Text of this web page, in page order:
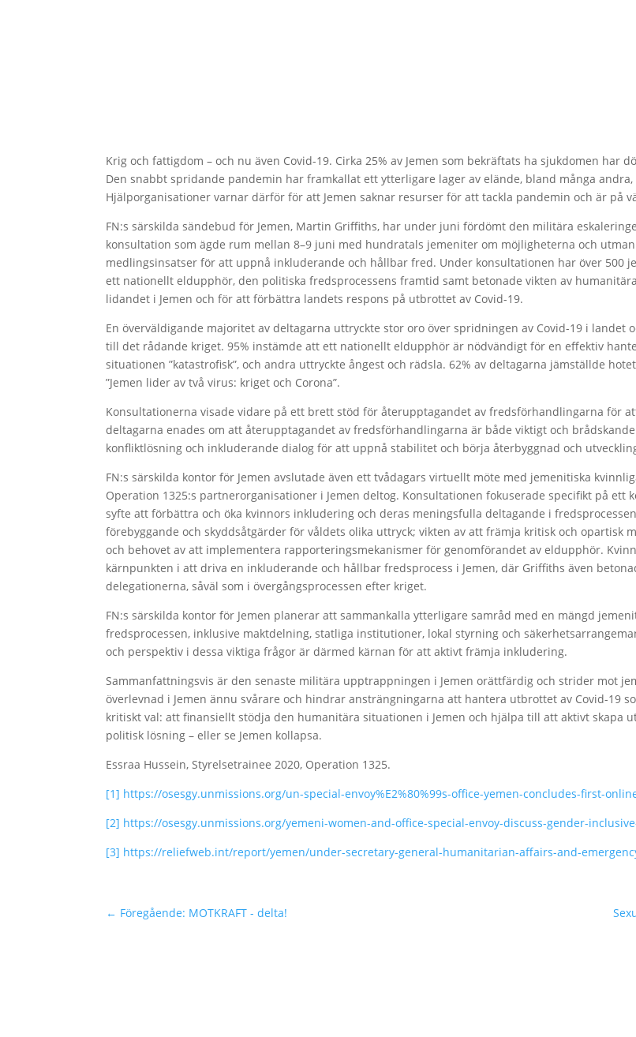
Krig och fattigdom – och nu även Covid-19. Cirka 25% av Jemen som bekräftats ha sjukdomen har
Den snabbt spridande pandemin har framkallat ett ytterligare lager av elände, bland många
Hjälporganisationer varnar därför för att Jemen saknar resurser för att tackla pandemin och är på
FN:s särskilda sändebud för Jemen, Martin Griffiths, har under juni fördömt den militära
konsultation som ägde rum mellan 8–9 juni med hundratals jemeniter om möjligheterna och
medlingsinsatser för att uppnå inkluderande och hållbar fred. Under konsultationen har över 500
ett nationellt eldupphör, den politiska fredsprocessens framtid samt betonade vikten av
lidandet i Jemen och för att förbättra landets respons på utbrottet av Covid-19.
En överväldigande majoritet av deltagarna uttryckte stor oro över spridningen av Covid-19 i landet
till det rådande kriget. 95% instämde att ett nationellt eldupphör är nödvändigt för en effektiv
situationen ”katastrofisk”, och andra uttryckte ångest och rädsla. 62% av deltagarna jämställde
”Jemen lider av två virus: kriget och Corona”.
Konsultationerna visade vidare på ett brett stöd för återupptagandet av fredsförhandlingarna för
deltagarna enades om att återupptagandet av fredsförhandlingarna är både viktigt och
konfliktlösning och inkluderande dialog för att uppnå stabilitet och börja återbyggnad och
FN:s särskilda kontor för Jemen avslutade även ett tvådagars virtuellt möte med jemenitiska
Operation 1325:s partnerorganisationer i Jemen deltog. Konsultationen fokuserade specifikt på
syfte att förbättra och öka kvinnors inkludering och deras meningsfulla deltagande i
förebyggande och skyddsåtgärder för våldets olika uttryck; vikten av att främja kritisk och opartisk
och behovet av att implementera rapporteringsmekanismer för genomförandet av eldupphör.
kärnpunkten i att driva en inkluderande och hållbar fredsprocess i Jemen, där Griffiths även
delegationerna, såväl som i övergångsprocessen efter kriget.
FN:s särskilda kontor för Jemen planerar att sammankalla ytterligare samråd med en mängd
fredsprocessen, inklusive maktdelning, statliga institutioner, lokal styrning och
och perspektiv i dessa viktiga frågor är därmed kärnan för att aktivt främja inkludering.
Sammanfattningsvis är den senaste militära upptrappningen i Jemen orättfärdig och strider mot
överlevnad i Jemen ännu svårare och hindrar ansträngningarna att hantera utbrottet av Covid-19
kritiskt val: att finansiellt stödja den humanitära situationen i Jemen och hjälpa till att aktivt skapa
politisk lösning – eller se Jemen kollapsa.
Essraa Hussein, Styrelsetrainee 2020, Operation 1325.
[1] https://osesgy.unmissions.org/un-special-envoy%E2%80%99s-office-yemen-concludes-first-
[2] https://osesgy.unmissions.org/yemeni-women-and-office-special-envoy-discuss-gender-
[3] https://reliefweb.int/report/yemen/under-secretary-general-humanitarian-affairs-and-
← Föregående: MOTKRAFT - delta!